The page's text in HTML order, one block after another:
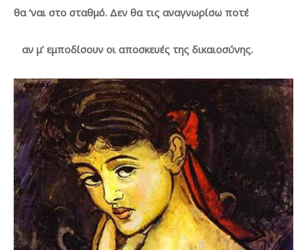
θα ‘ναι στο σταθμό. Δεν θα τις αναγνωρίσω ποτέ
αν μ’ εμποδίσουν οι αποσκευές της δικαιοσύνης.